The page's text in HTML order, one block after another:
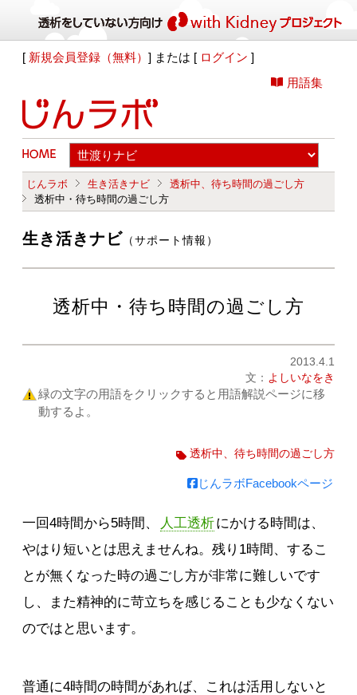
[ 新規会員登録（無料）] または [ ログイン ]
用語集
じんラボ 生き活きナビ
透析中、待ち時間の過ごし方
透析中・待ち時間の過ごし方
生き活きナビ （サポート情報）
透析中・待ち時間の過ごし方
2013.4.1
文： よしいなをき
緑の文字の用語をクリックすると用語解説ページに移
動するよ。
透析中、待ち時間の過ごし方
じんラボFacebookページ
一回4時間から5時間、 人工透析にかける時間は、
やはり短いとは思えませんね。残り1時間、するこ
とが無くなった時の過ごし方が非常に難しいです
し、また精神的に苛立ちを感じることも少なくない
のではと思います。
普通に4時間の時間があれば、これは活用しないと